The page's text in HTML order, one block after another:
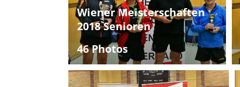
Wiener Meisterschaften
2018 Senioren
46 Photos